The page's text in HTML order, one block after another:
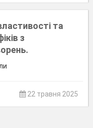
та
з
22 травня 2025